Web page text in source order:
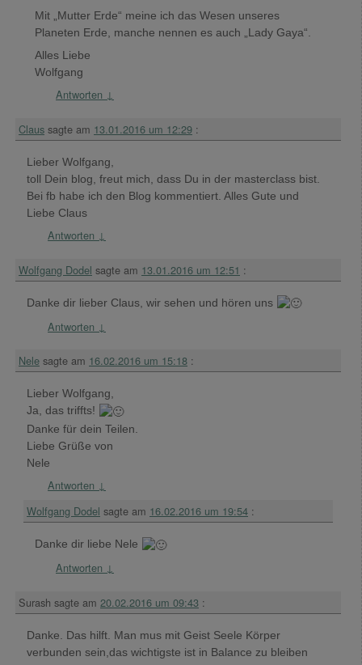
Mit „Mutter Erde“ meine ich das Wesen unseres
Planeten Erde, manche nennen es auch „Lady Gaya“.
Alles Liebe
Wolfgang
Antworten ↓
Claus sagte am 13.01.2016 um 12:29 :
Lieber Wolfgang,
toll Dein blog, freut mich, dass Du in der masterclass bist.
Bei fb habe ich den Blog kommentiert. Alles Gute und
Liebe Claus
Antworten ↓
Wolfgang Dodel sagte am 13.01.2016 um 12:51 :
Danke dir lieber Claus, wir sehen und hören uns
Antworten ↓
Nele sagte am 16.02.2016 um 15:18 :
Lieber Wolfgang,
Ja, das triffts!
Danke für dein Teilen.
Liebe Grüße von
Nele
Antworten ↓
Wolfgang Dodel sagte am 16.02.2016 um 19:54 :
Danke dir liebe Nele
Antworten ↓
Surash sagte am 20.02.2016 um 09:43 :
Danke. Das hilft. Man mus mit Geist Seele Körper
verbunden sein,das wichtigste ist in Balance zu bleiben